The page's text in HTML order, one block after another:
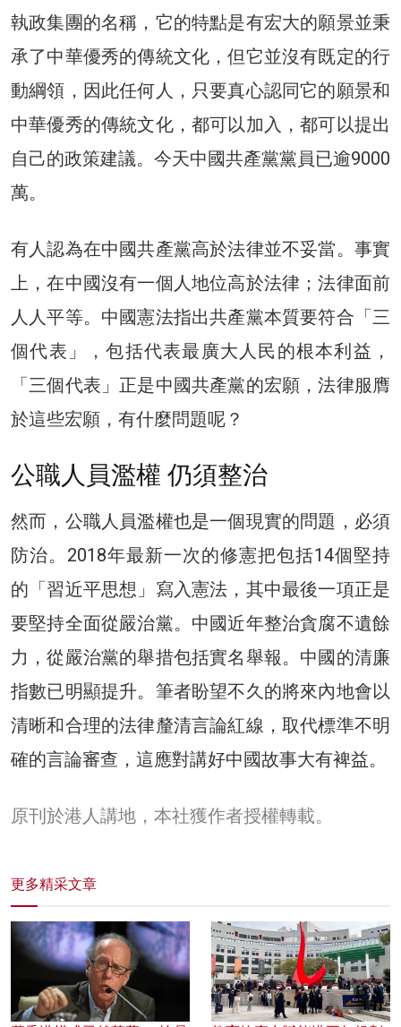
執政集團的名稱，它的特點是有宏大的願景並秉
承了中華優秀的傳統文化，但它並沒有既定的行
動綱領，因此任何人，只要真心認同它的願景和
中華優秀的傳統文化，都可以加入，都可以提出
自己的政策建議。今天中國共產黨黨員已逾9000
萬。
有人認為在中國共產黨高於法律並不妥當。事實
上，在中國沒有一個人地位高於法律；法律面前
人人平等。中國憲法指出共產黨本質要符合「三
個代表」，包括代表最廣大人民的根本利益，
「三個代表」正是中國共產黨的宏願，法律服膺
於這些宏願，有什麼問題呢？
公職人員濫權 仍須整治
然而，公職人員濫權也是一個現實的問題，必須
防治。2018年最新一次的修憲把包括14個堅持
的「習近平思想」寫入憲法，其中最後一項正是
要堅持全面從嚴治黨。中國近年整治貪腐不遺餘
力，從嚴治黨的舉措包括實名舉報。中國的清廉
指數已明顯提升。筆者盼望不久的將來內地會以
清晰和合理的法律釐清言論紅線，取代標準不明
確的言論審查，這應對講好中國故事大有裨益。
原刊於港人講地，本社獲作者授權轉載。
更多精采文章